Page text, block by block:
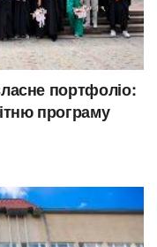
портфоліо:
програму